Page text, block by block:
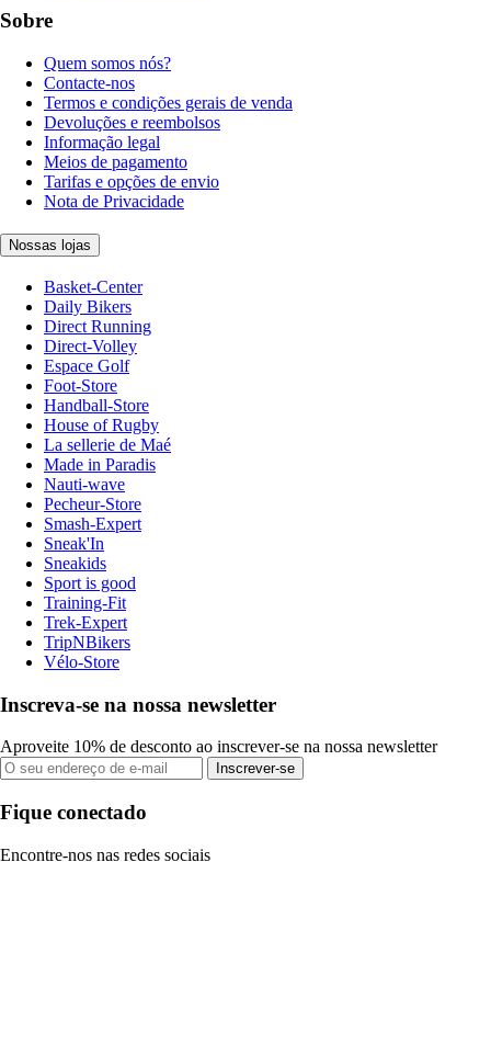
Sobre
Quem somos nós?
Contacte-nos
Termos e condições gerais de venda
Devoluções e reembolsos
Informação legal
Meios de pagamento
Tarifas e opções de envio
Nota de Privacidade
Nossas lojas
Basket-Center
Daily Bikers
Direct Running
Direct-Volley
Espace Golf
Foot-Store
Handball-Store
House of Rugby
La sellerie de Maé
Made in Paradis
Nauti-wave
Pecheur-Store
Smash-Expert
Sneak'In
Sneakids
Sport is good
Training-Fit
Trek-Expert
TripNBikers
Vélo-Store
Inscreva-se na nossa newsletter
Aproveite 10% de desconto ao inscrever-se na nossa newsletter
Inscrever-se
Fique conectado
Encontre-nos nas redes sociais